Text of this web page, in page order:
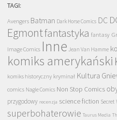
TAGI:
Avengers Batman Dark Horse Comics DC
Egmontfantastyka fantasy
Image Comics Inne Jean Van Hamme
komiks amerykański
komiks historyczny kryminał Kultura
comics Nagle Comics Non Stop Comics
przygodowy recenzja science fiction Secret
superbohaterowie Taurus Media